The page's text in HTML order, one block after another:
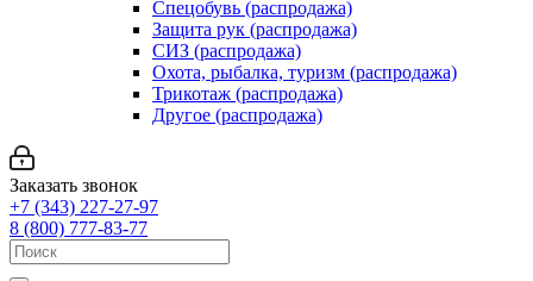
Спецобувь (распродажа)
Защита рук (распродажа)
СИЗ (распродажа)
Охота, рыбалка, туризм (распродажа)
Трикотаж (распродажа)
Другое (распродажа)
Заказать звонок
+7 (343) 227-27-97
8 (800) 777-83-77